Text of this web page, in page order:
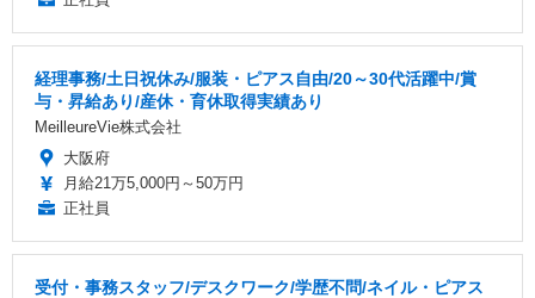
経理事務/土日祝休み/服装・ピアス自由/20～30代活躍中/賞
与・昇給あり/産休・育休取得実績あり
MeilleureVie株式会社
大阪府
月給21万5,000円～50万円
正社員
受付・事務スタッフ/デスクワーク/学歴不問/ネイル・ピアス